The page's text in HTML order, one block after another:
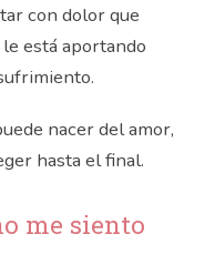
con dolor que
está aportando
nacer del amor,
hasta el final.
me siento